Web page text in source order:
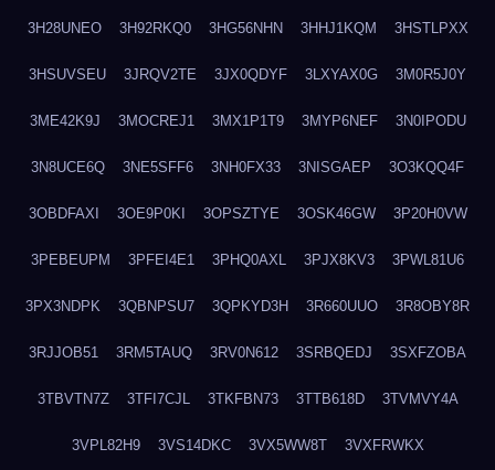
3H28UNEO 3H92RKQ0 3HG56NHN 3HHJ1KQM 3HSTLPXX
3HSUVSEU 3JRQV2TE 3JX0QDYF 3LXYAX0G 3M0R5J0Y
3ME42K9J 3MOCREJ1 3MX1P1T9 3MYP6NEF 3N0IPODU
3N8UCE6Q 3NE5SFF6 3NH0FX33 3NISGAEP 3O3KQQ4F
3OBDFAXI 3OE9P0KI 3OPSZTYE 3OSK46GW 3P20H0VW
3PEBEUPM 3PFEI4E1 3PHQ0AXL 3PJX8KV3 3PWL81U6
3PX3NDPK 3QBNPSU7 3QPKYD3H 3R660UUO 3R8OBY8R
3RJJOB51 3RM5TAUQ 3RV0N612 3SRBQEDJ 3SXFZOBA
3TBVTN7Z 3TFI7CJL 3TKFBN73 3TTB618D 3TVMVY4A
3VPL82H9 3VS14DKC 3VX5WW8T 3VXFRWKX